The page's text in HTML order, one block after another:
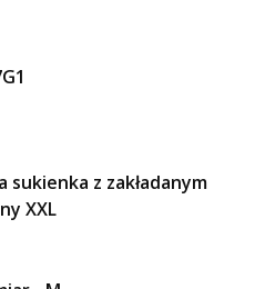
sukienka z zakładanym
XXL